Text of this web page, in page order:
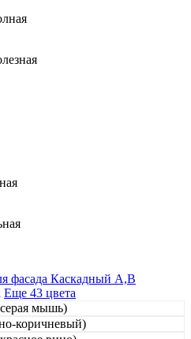
Еще 43 цвета
мышь)
коричневый)